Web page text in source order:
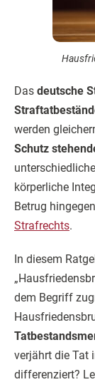
Das deutsche
werden
Schutz
körperliche
Betrug
Strafrechts.
In diesem
dem Begriff
verjährt die Tat
differenziert?